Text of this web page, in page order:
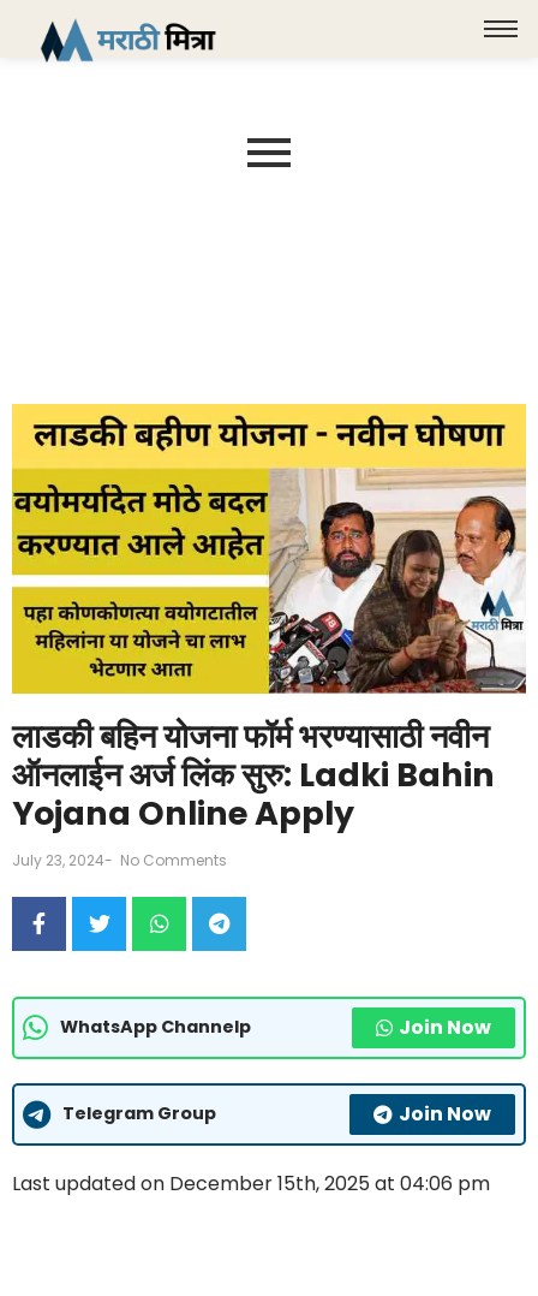
लाडकी बहिन योजना फॉर्म भरण्यासाठी नवीन
ऑनलाईन अर्ज लिंक सुरु: Ladki Bahin
Yojana Online Apply
July 23, 2024- No Comments
WhatsApp Channelp Join Now
Telegram Group Join Now
Last updated on December 15th, 2025 at 04:06 pm